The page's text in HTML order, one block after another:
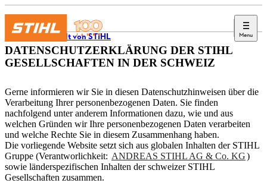
Menu
Die Welt von STIHL
DATENSCHUTZERKLÄRUNG DER STIHL
GESELLSCHAFTEN IN DER SCHWEIZ
Gerne informieren wir Sie in diesen Datenschutzhinweisen über die
Verarbeitung Ihrer personenbezogenen Daten. Sie finden
nachfolgend unter anderem Informationen dazu, wie und aus
welchen Gründen wir Ihre personenbezogenen Daten verarbeiten
und welche Rechte Sie in diesem Zusammenhang haben.
Die vorliegende Website setzt sich aus globalen Inhalten der STIHL
Gruppe (Verantworlichkeit: ANDREAS STIHL AG & Co. KG)
sowie länderspezifischen Inhalten der schweizer STIHL
Gesellschaften zusammen.